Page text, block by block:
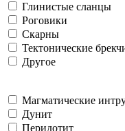
Глинистые сланцы
Роговики
Скарны
Тектонические
Другое
Магматические
Дунит
Перидотит